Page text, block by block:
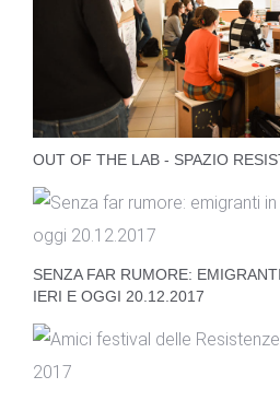
OUT OF THE LAB - SPAZIO
SENZA FAR RUMORE:
IERI E OGGI 20.12.2017